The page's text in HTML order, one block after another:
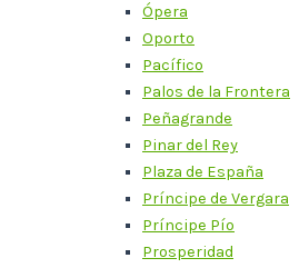
Ópera
Oporto
Pacífico
Palos de la Frontera
Peñagrande
Pinar del Rey
Plaza de España
Príncipe de Vergara
Príncipe Pío
Prosperidad